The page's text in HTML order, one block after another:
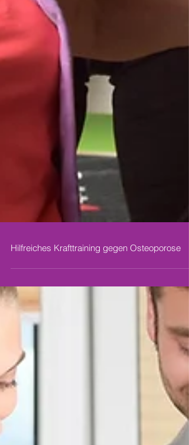
Hilfreiches Krafttraining gegen Osteoporose